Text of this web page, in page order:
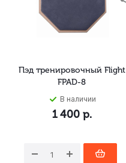
Пэд тренировочный Flight
FPAD-8
В наличии
1 400р.